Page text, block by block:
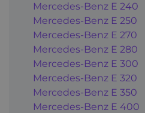
Mercedes-Benz E 240
Mercedes-Benz E 250
Mercedes-Benz E 270
Mercedes-Benz E 280
Mercedes-Benz E 300
Mercedes-Benz E 320
Mercedes-Benz E 350
Mercedes-Benz E 400